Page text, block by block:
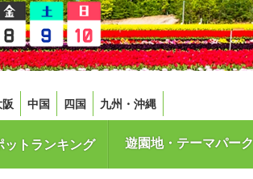
中国 四国 九州・沖縄
トランキング 遊園地・テーマパーク